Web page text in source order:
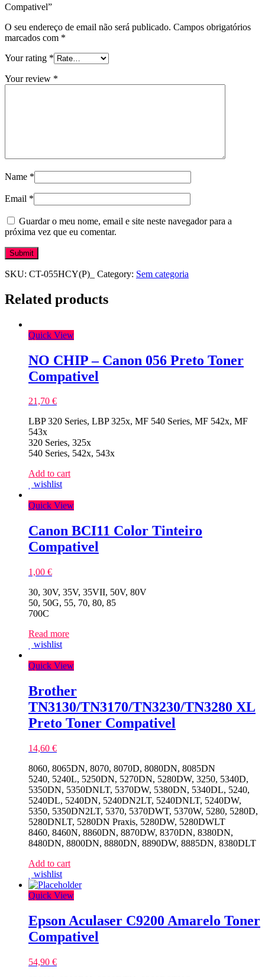
Compativel”
O seu endereço de email não será publicado. Campos obrigatórios
marcados com *
Your rating *
Your review *
Name *
Email *
Guardar o meu nome, email e site neste navegador para a
próxima vez que eu comentar.
SKU: CT-055HCY(P)_ Category: Sem categoria
Related products
Quick View
NO CHIP – Canon 056 Preto Toner
Compativel
21,70 €
LBP 320 Series, LBP 325x, MF 540 Series, MF 542x, MF
543x
320 Series, 325x
540 Series, 542x, 543x
Add to cart
wishlist
Quick View
Canon BCI11 Color Tinteiro
Compativel
1,00 €
30, 30V, 35V, 35VII, 50V, 80V
50, 50G, 55, 70, 80, 85
700C
Read more
wishlist
Quick View
Brother
TN3130/TN3170/TN3230/TN3280 XL
Preto Toner Compativel
14,60 €
8060, 8065DN, 8070, 8070D, 8080DN, 8085DN
5240, 5240L, 5250DN, 5270DN, 5280DW, 3250, 5340D,
5350DN, 5350DNLT, 5370DW, 5380DN, 5340DL, 5240,
5240DL, 5240DN, 5240DN2LT, 5240DNLT, 5240DW,
5350, 5350DN2LT, 5370, 5370DWT, 5370W, 5280, 5280D,
5280DNLT, 5280DN Praxis, 5280DW, 5280DWLT
8460, 8460N, 8860DN, 8870DW, 8370DN, 8380DN,
8480DN, 8800DN, 8880DN, 8890DW, 8885DN, 8380DLT
Add to cart
wishlist
Quick View
Epson Aculaser C9200 Amarelo Toner
Compativel
54,90 €